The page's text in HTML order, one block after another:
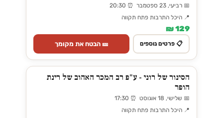
📅 רביעי, 23 ספטמבר ⏰ 20:30
📍 היכל התרבות פתח תקווה
129 ₪
📋 פרטים נוספים 🎫 הבטח את מקומך
הסינור של רוני - ע"פ רב המכר האהוב של רינת
הופר
📅 שלישי, 18 אוגוסט ⏰ 17:30
📍 היכל התרבות פתח תקווה